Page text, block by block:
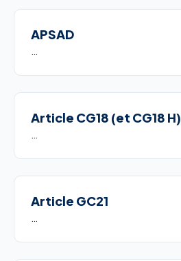
APSAD
Article CG18 (et CG18 H)
Article GC21